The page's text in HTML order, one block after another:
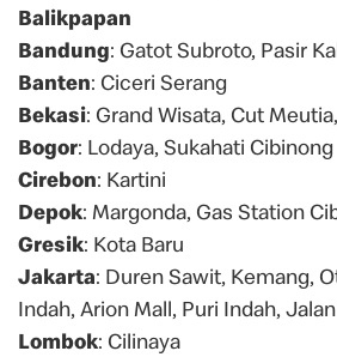
Balikpapan
Bandung: Gatot Subroto, Pasir
Banten: Ciceri Serang
Bekasi: Grand Wisata, Cut
Bogor: Lodaya, Sukahati Cibinong
Cirebon: Kartini
Depok: Margonda, Gas Station
Gresik: Kota Baru
Jakarta: Duren Sawit, Kemang,
Indah, Arion Mall, Puri Indah,
Lombok: Cilinaya